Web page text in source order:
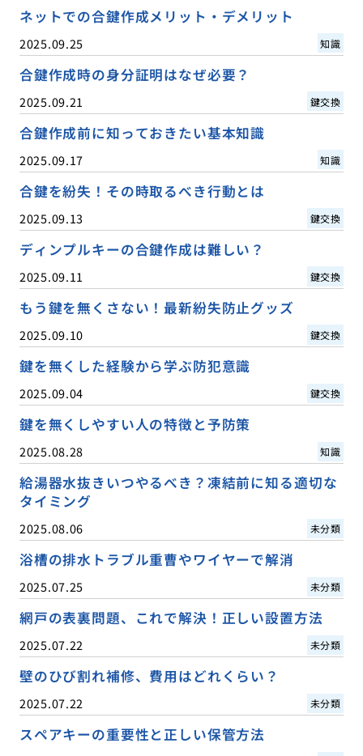
ネットでの合鍵作成メリット・デメリット
2025.09.25 知識
合鍵作成時の身分証明はなぜ必要？
2025.09.21 鍵交換
合鍵作成前に知っておきたい基本知識
2025.09.17 知識
合鍵を紛失！その時取るべき行動とは
2025.09.13 鍵交換
ディンプルキーの合鍵作成は難しい？
2025.09.11 鍵交換
もう鍵を無くさない！最新紛失防止グッズ
2025.09.10 鍵交換
鍵を無くした経験から学ぶ防犯意識
2025.09.04 鍵交換
鍵を無くしやすい人の特徴と予防策
2025.08.28 知識
給湯器水抜きいつやるべき？凍結前に知る適切な
タイミング
2025.08.06 未分類
浴槽の排水トラブル重曹やワイヤーで解消
2025.07.25 未分類
網戸の表裏問題、これで解決！正しい設置方法
2025.07.22 未分類
壁のひび割れ補修、費用はどれくらい？
2025.07.22 未分類
スペアキーの重要性と正しい保管方法